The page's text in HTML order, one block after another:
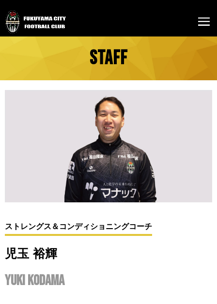
STAFF
ストレングス＆コンディショニングコーチ
児玉 裕輝
Yuki Kodama